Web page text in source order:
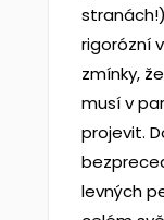
rigorózní
zmínky,
musí v
projevit.
levných